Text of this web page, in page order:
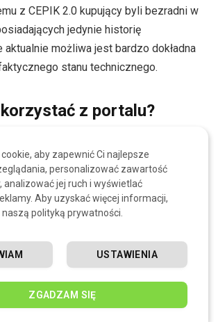
z CEPIK 2.0 kupujący byli bezradni w
jedynie historię
aktualnie możliwa jest bardzo dokładna
stanu technicznego.
z portalu?
auto znając jego numer rejestracyjny,
rejestracji. Informacje otrzymuje się
i bez konieczności zgadzania się
W przypadku aut
w Polsce nie jest wymagane żadne
zaufany. Związane jest to z faktem, że
Jedynie pobieranie danych odnośnie
aby zapewnić Ci najlepsze
personalizować zawartość
analizować jej ruch i wyświetlać
Aby uzyskać więcej informacji,
polityką prywatności.
ZGADZAM SIĘ
USTAWIENIA